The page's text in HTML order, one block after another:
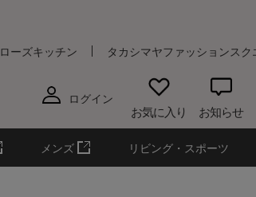
ローズキッチン タカシマヤファッションスク
ログイン
お気に入り お知らせ
メンズ リビング・スポーツ